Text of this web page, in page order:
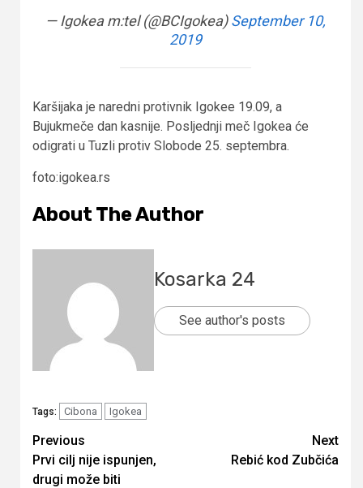
— Igokea m:tel (@BCIgokea)September 10,
2019
Karšijaka je naredni protivnik Igokee 19.09, a
Bujukmeče dan kasnije. Posljednji meč Igokea će
odigrati u Tuzli protiv Slobode 25. septembra.
foto:igokea.rs
About The Author
Kosarka 24
See author's posts
Tags: Cibona Igokea
Continue
Reading
Previous
Prvi cilj nije ispunjen,
drugi može biti
Next
Rebić kod Zubčića